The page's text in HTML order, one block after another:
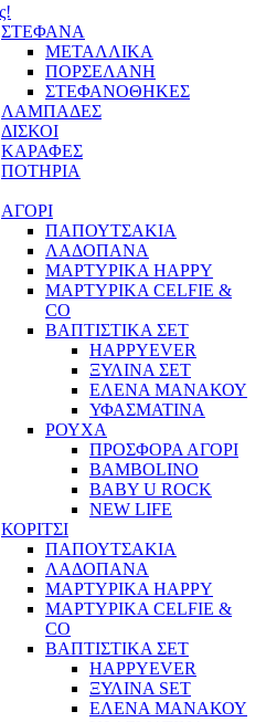
ΣΤΕΦΑΝΑ
ΜΕΤΑΛΛΙΚΑ
ΠΟΡΣΕΛΑΝΗ
ΣΤΕΦΑΝΟΘΗΚΕΣ
ΛΑΜΠΑΔΕΣ
ΔΙΣΚΟΙ
ΚΑΡΑΦΕΣ
ΠΟΤΗΡΙΑ
ΑΓΟΡΙ
ΠΑΠΟΥΤΣΑΚΙΑ
ΛΑΔΟΠΑΝΑ
ΜΑΡΤΥΡΙΚΑ HAPPY
ΜΑΡΤΥΡΙΚΑ CELFIE &
CO
ΒΑΠΤΙΣΤΙΚΑ ΣΕΤ
HAPPYEVER
ΞΥΛΙΝΑ ΣΕΤ
ΕΛΕΝΑ ΜΑΝΑΚΟΥ
ΥΦΑΣΜΑΤΙΝΑ
ΡΟΥΧΑ
ΠΡΟΣΦΟΡΑ ΑΓΟΡΙ
BAMBOLINO
BABY U ROCK
NEW LIFE
ΚΟΡΙΤΣΙ
ΠΑΠΟΥΤΣΑΚΙΑ
ΛΑΔΟΠΑΝΑ
ΜΑΡΤΥΡΙΚΑ HAPPY
ΜΑΡΤΥΡΙΚΑ CELFIE &
CO
ΒΑΠΤΙΣΤΙΚΑ ΣΕΤ
HAPPYEVER
ΞΥΛΙΝΑ SET
ΕΛΕΝΑ ΜΑΝΑΚΟΥ